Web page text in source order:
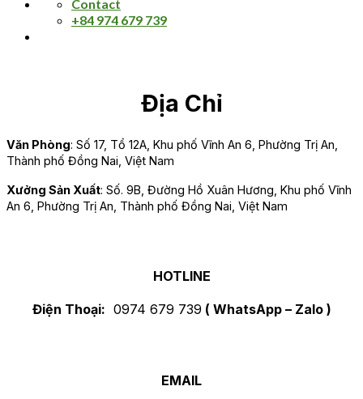
Contact
+84 974 679 739
Địa Chỉ
Văn Phòng: Số 17, Tổ 12A, Khu phố Vĩnh An 6, Phường Trị An,
Thành phố Đồng Nai, Việt Nam
Xưởng Sản Xuất: Số. 9B, Đường Hồ Xuân Hương, Khu phố Vĩnh
An 6, Phường Trị An, Thành phố Đồng Nai, Việt Nam
HOTLINE
Điện Thoại: 0974 679 739 ( WhatsApp – Zalo )
EMAIL